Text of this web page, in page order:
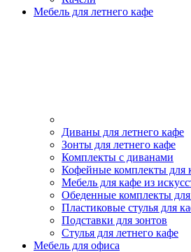
Мебель для летнего кафе
Диваны для летнего кафе
Зонты для летнего кафе
Комплекты с диванами
Кофейные комплекты для
Мебель для кафе из
Обеденные комплекты
Пластиковые стулья для
Подставки для зонтов
Стулья для летнего кафе
Мебель для офиса